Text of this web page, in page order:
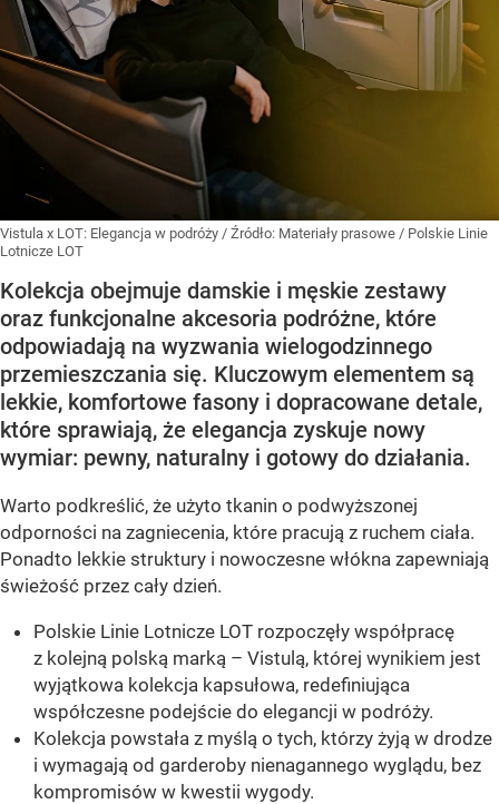
Vistula x LOT: Elegancja w podróży / Źródło: Materiały prasowe / Polskie Linie
Lotnicze LOT
Kolekcja obejmuje damskie i męskie zestawy
oraz funkcjonalne akcesoria podróżne, które
odpowiadają na wyzwania wielogodzinnego
przemieszczania się. Kluczowym elementem są
lekkie, komfortowe fasony i dopracowane detale,
które sprawiają, że elegancja zyskuje nowy
wymiar: pewny, naturalny i gotowy do działania.
Warto podkreślić, że użyto tkanin o podwyższonej
odporności na zagniecenia, które pracują z ruchem ciała.
Ponadto lekkie struktury i nowoczesne włókna zapewniają
świeżość przez cały dzień.
Polskie Linie Lotnicze LOT rozpoczęły współpracę
z kolejną polską marką – Vistulą, której wynikiem jest
wyjątkowa kolekcja kapsułowa, redefiniująca
współczesne podejście do elegancji w podróży.
Kolekcja powstała z myślą o tych, którzy żyją w drodze
i wymagają od garderoby nienagannego wyglądu, bez
kompromisów w kwestii wygody.